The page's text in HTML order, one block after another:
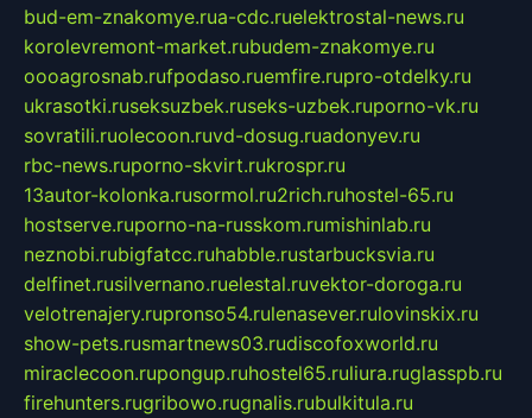
bud-em-znakomye.rua-cdc.ruelektrostal-news.ru
korolevremont-market.rubudem-znakomye.ru
oooagrosnab.rufpodaso.ruemfire.rupro-otdelky.ru
ukrasotki.ruseksuzbek.ruseks-uzbek.ruporno-vk.ru
sovratili.ruolecoon.ruvd-dosug.ruadonyev.ru
rbc-news.ruporno-skvirt.rukrospr.ru
13autor-kolonka.rusormol.ru2rich.ruhostel-65.ru
hostserve.ruporno-na-russkom.rumishinlab.ru
neznobi.rubigfatcc.ruhabble.rustarbucksvia.ru
delfinet.rusilvernano.ruelestal.ruvektor-doroga.ru
velotrenajery.rupronso54.rulenasever.rulovinskix.ru
show-pets.rusmartnews03.rudiscofoxworld.ru
miraclecoon.rupongup.ruhostel65.ruliura.ruglasspb.ru
firehunters.rugribowo.rugnalis.rubulkitula.ru